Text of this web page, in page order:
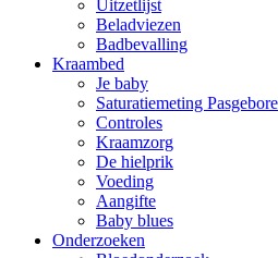
Uitzetlijst
Beladviezen
Badbevalling
Kraambed
Je baby
Saturatiemeting
Controles
Kraamzorg
De hielprik
Voeding
Aangifte
Baby blues
Onderzoeken